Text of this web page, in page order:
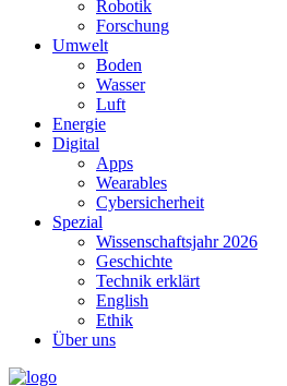
Robotik
Forschung
Umwelt
Boden
Wasser
Luft
Energie
Digital
Apps
Wearables
Cybersicherheit
Spezial
Wissenschaftsjahr 2026
Geschichte
Technik erklärt
English
Ethik
Über uns